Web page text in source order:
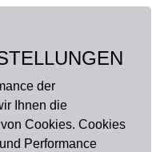
der
Ihnen die
Cookies. Cookies
Performance